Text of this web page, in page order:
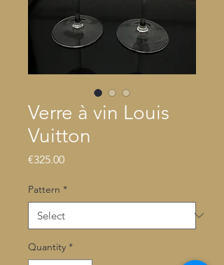
Verre à vin Louis
Vuitton
€325.00Price
Pattern *
Quantity *